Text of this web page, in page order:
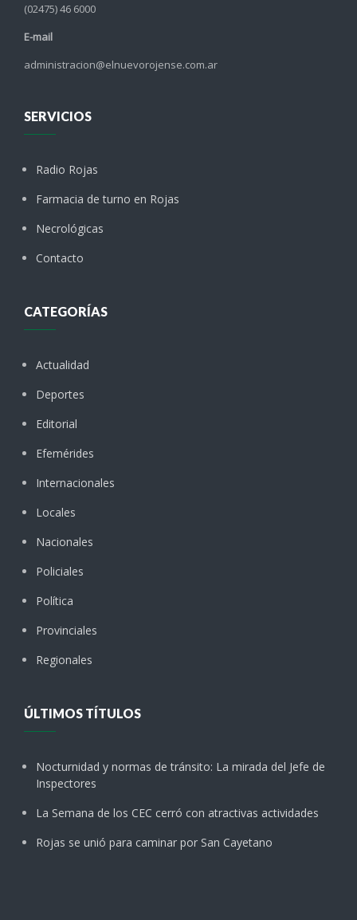
(02475) 46 6000
E-mail
administracion@elnuevorojense.com.ar
SERVICIOS
Radio Rojas
Farmacia de turno en Rojas
Necrológicas
Contacto
CATEGORÍAS
Actualidad
Deportes
Editorial
Efemérides
Internacionales
Locales
Nacionales
Policiales
Política
Provinciales
Regionales
ÚLTIMOS TÍTULOS
Nocturnidad y normas de tránsito: La mirada del Jefe de
Inspectores
La Semana de los CEC cerró con atractivas actividades
Rojas se unió para caminar por San Cayetano